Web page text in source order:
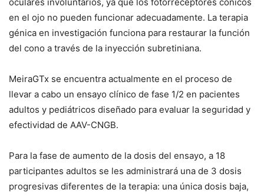
en el ojo no pueden funcionar adecuadamente. La terapia
génica en investigación funciona para restaurar la función
del cono a través de la inyección subretiniana.
MeiraGTx se encuentra actualmente en el proceso de
llevar a cabo un ensayo clínico de fase 1/2 en pacientes
adultos y pediátricos diseñado para evaluar la seguridad y
efectividad de AAV-CNGB.
Para la fase de aumento de la dosis del ensayo, a 18
participantes adultos se les administrará una de 3 dosis
progresivas diferentes de la terapia: una única dosis baja,